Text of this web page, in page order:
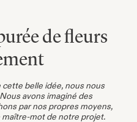
de fleurs
belle idée, nous nous
avons imaginé des
par nos propres moyens,
mot de notre projet.